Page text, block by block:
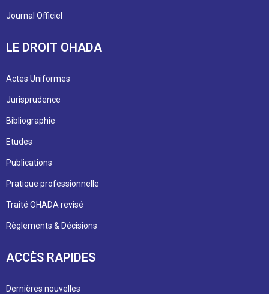
Journal Officiel
LE DROIT OHADA
Actes Uniformes
Jurisprudence
Bibliographie
Etudes
Publications
Pratique professionnelle
Traité OHADA revisé
Règlements & Décisions
ACCÈS RAPIDES
Dernières nouvelles